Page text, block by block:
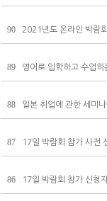
90 2021년도 온라인 박람
89 영어로 입학하고 수업
88 일본 취업에 관한 세미
87 17일 박람회 참가 사전
86 17일 박람회 참가 신청